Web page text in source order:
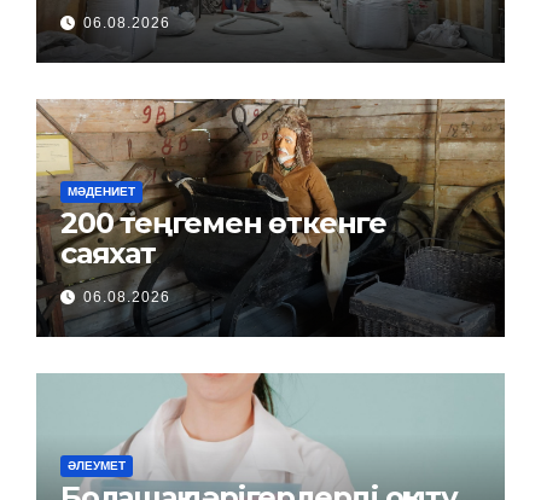
06.08.2026
МӘДЕНИЕТ
200 теңгемен өткенге
саяхат
06.08.2026
ӘЛЕУМЕТ